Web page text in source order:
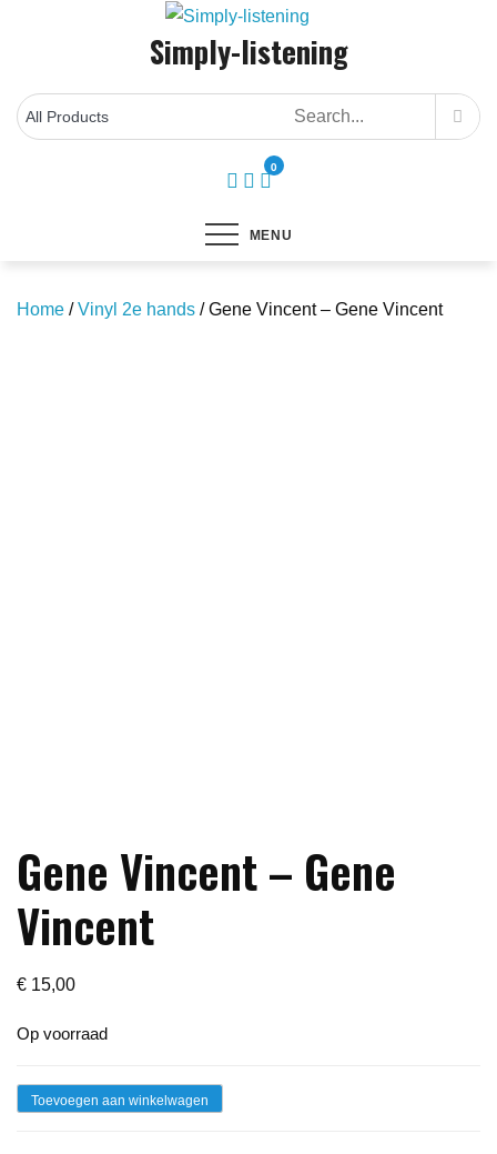
Simply-listening
0
MENU
Home /Vinyl 2e hands / Gene Vincent – Gene Vincent
Gene Vincent – Gene
Vincent
€ 15,00
Op voorraad
Gene
Toevoegen aan winkelwagen